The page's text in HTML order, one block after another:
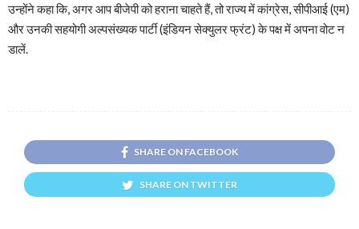
उन्होंने कहा कि, अगर आप बीजेपी को हराना चाहते हैं, तो राज्य में कांग्रेस, सीपीआई (एम)
और उनकी सहयोगी अल्पसंख्यक पार्टी (इंडियन सेक्युलर फ्रंट) के पक्ष में अपना वोट न
डालें.
SHARE ON FACEBOOK
SHARE ON TWITTER